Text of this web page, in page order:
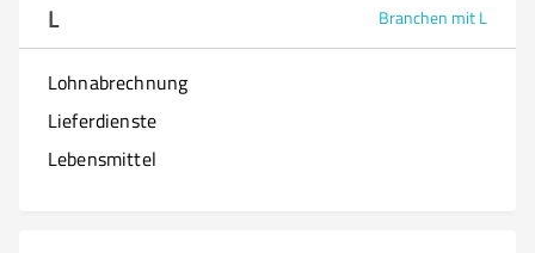
L Branchen mit L
Lohnabrechnung
Lieferdienste
Lebensmittel